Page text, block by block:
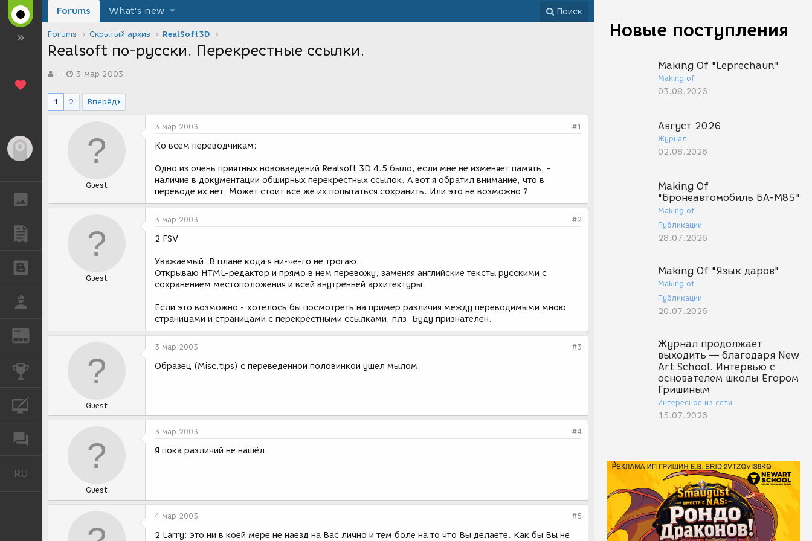
ПУБЛИКАЦИИ
REN
КОНКУРСЫ
RU
Новые поступления
Making Of "Leprechaun"
Making of
03.08.2026
Август 2026
Журнал
02.08.2026
Making Of
"Бронеавтомобиль БА-М85"
Making of
Публикации
28.07.2026
Making Of "Язык даров"
Making of
Публикации
20.07.2026
Журнал продолжает
выходить — благодаря New
Art School. Интервью с
основателем школы Егором
Гришиным
Интересное из сети
15.07.2026
Forums What's new Поиск
Forums Скрытый архив RealSoft3D
Realsoft по-русски. Перекрестные ссылки.
в
о
р
-
а
с
3 мар 2003
1 2 Вперёд
Guest
3 мар 2003 #1
Ко всем переводчикам:
Одно из очень приятных нововведений Realsoft 3D 4.5 было, если мне не изменяет память, -
наличие в документации обширных перекрестных ссылок. А вот я обратил внимание, что в
переводе их нет. Может стоит все же их попытаться сохранить. Или это не возможно ?
Guest
3 мар 2003 #2
2 FSV
Уважаемый. В плане кода я ни-че-го не трогаю.
Открываю HTML-редактор и прямо в нем перевожу, заменяя английские тексты русскими с
сохранением местоположения и всей внутренней архитектуры.
Если это возможно - хотелось бы посмотреть на пример различия между переводимыми мною
страницами и страницами с перекрестными ссылками, плз. Буду признателен.
Guest
3 мар 2003 #3
Образец (Misc.tips) с переведенной половинкой ушел мылом.
Guest
3 мар 2003 #4
Я пока различий не нашёл.
4 мар 2003 #5
2 Larry: это ни в коей мере не наезд на Вас лично и тем боле на то что Вы делаете. Как бы Вы не